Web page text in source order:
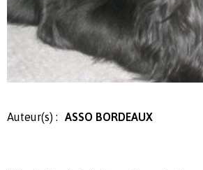
Auteur(s) : ASSO BORDEAUX